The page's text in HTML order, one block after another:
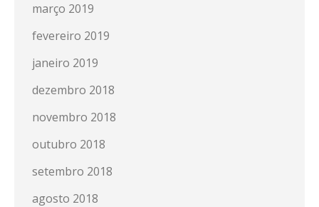
março 2019
fevereiro 2019
janeiro 2019
dezembro 2018
novembro 2018
outubro 2018
setembro 2018
agosto 2018